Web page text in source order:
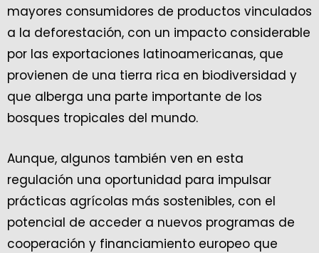
mayores consumidores de productos vinculados
a la deforestación, con un impacto considerable
por las exportaciones latinoamericanas, que
provienen de una tierra rica en biodiversidad y
que alberga una parte importante de los
bosques tropicales del mundo.
Aunque, algunos también ven en esta
regulación una oportunidad para impulsar
prácticas agrícolas más sostenibles, con el
potencial de acceder a nuevos programas de
cooperación y financiamiento europeo que